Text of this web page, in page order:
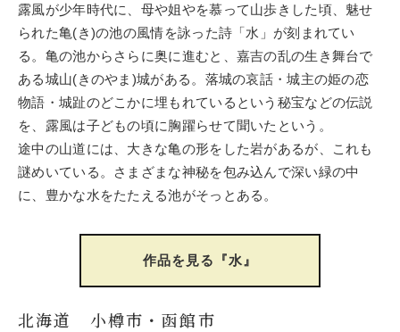
露風が少年時代に、母や姐やを慕って山歩きした頃、魅せ
られた亀(き)の池の風情を詠った詩「水」が刻まれてい
る。亀の池からさらに奥に進むと、嘉吉の乱の生き舞台で
ある城山(きのやま)城がある。落城の哀話・城主の姫の恋
物語・城趾のどこかに埋もれているという秘宝などの伝説
を、露風は子どもの頃に胸躍らせて聞いたという。
途中の山道には、大きな亀の形をした岩があるが、これも
謎めいている。さまざまな神秘を包み込んで深い緑の中
に、豊かな水をたたえる池がそっとある。
作品を見る『水』
北海道 小樽市・函館市